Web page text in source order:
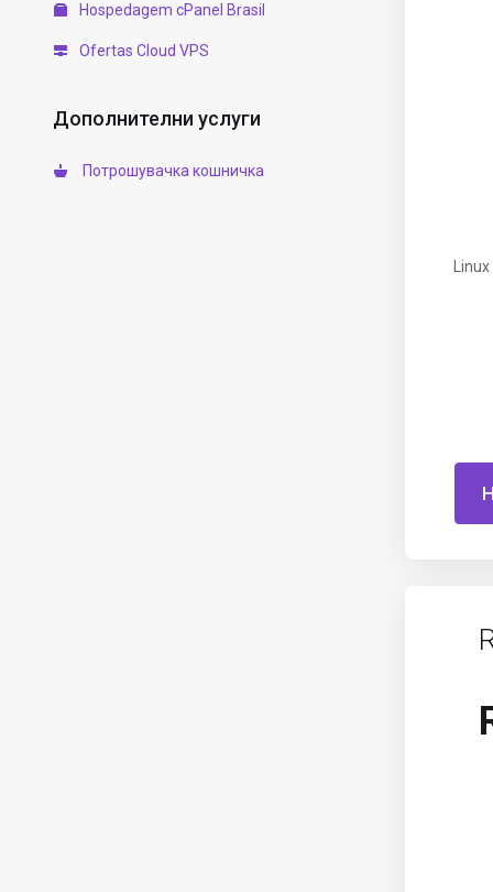
Hospedagem cPanel Brasil
Ofertas Cloud VPS
Дополнителни услуги
Потрошувачка кошничка
Linux